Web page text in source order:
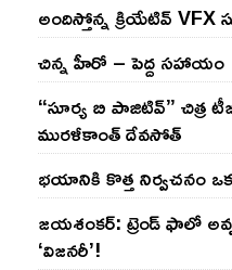
అందిస్తోన్న క్రియేటివ్ VFX
చిన్న హీరో – పెద్ద సహాయం
“సూర్య బి పాజిటివ్” చిత్ర
మురళీకాంత్ దేవసోత్
భయానికి కొత్త నిర్వచనం ఒక
జయశంకర్: ట్రెండ్‌ ఫాలో
‘విజనరీ’!